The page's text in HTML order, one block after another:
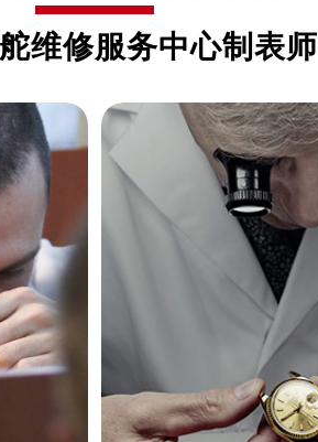
预约）
预约）
前预约）
中心（需提前预约）
约）
约）
约）
）
约）
前预约）
务中心（需提前预约）
约）
提前预约）
维修服务中心制表师